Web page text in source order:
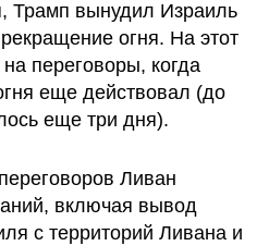
Трамп вынудил Израиль
огня. На этот
переговоры, когда
еще действовал (до
еще три дня).
Ливан
включая вывод
с территорий Ливана и